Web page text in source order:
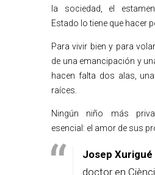
la sociedad, el
Estado lo tiene que hacer
Para vivir bien y para
de una emancipación y
hacen falta dos alas,
raíces.
Ningún niño más
esencial: el amor de sus
Josep Xurigué
doctor en